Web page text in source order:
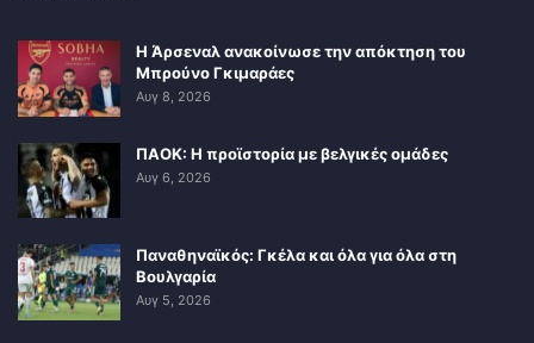
Η Άρσεναλ ανακοίνωσε την απόκτηση του
Μπρούνο Γκιμαράες
Αυγ 8, 2026
ΠΑΟΚ: Η προϊστορία με βελγικές ομάδες
Αυγ 6, 2026
Παναθηναϊκός: Γκέλα και όλα για όλα στη
Βουλγαρία
Αυγ 5, 2026